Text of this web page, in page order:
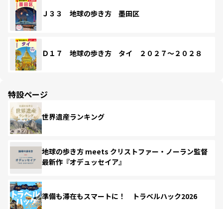
Ｊ３３ 地球の歩き方 墨田区
Ｄ１７ 地球の歩き方 タイ ２０２７～２０２８
特設ページ
世界遺産ランキング
地球の歩き方 meets クリストファー・ノーラン監督
最新作『オデュッセイア』
準備も滞在もスマートに！ トラベルハック2026